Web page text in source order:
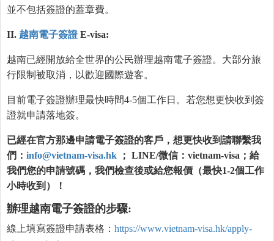
並不包括簽證的蓋章費。
II. 越南電子簽證E-visa:
越南已經開放給全世界的公民辦理越南電子簽證。大部分旅
行限制被取消，以歡迎國際遊客。
目前電子簽證辦理最快時間4-5個工作日。若您想更快收到簽
證就申請落地簽。
已經在官方那邊申請電子簽證的客戶，想更快收到請聯繫我
們： info@vietnam-visa.hk ； LINE/微信：vietnam-visa；給
我們您的申請號碼，我們檢查後或給您報價（最快1-2個工作
小時收到）！
辦理越南電子簽證的步驟:
線上填寫簽證申請表格： https://www.vietnam-visa.hk/apply-